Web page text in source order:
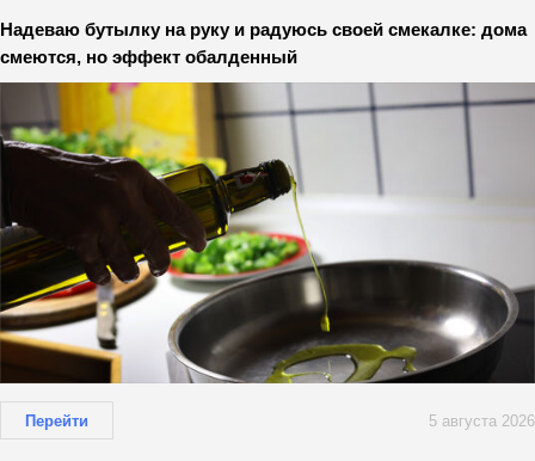
Надеваю бутылку на руку и радуюсь своей смекалке: дома
смеются, но эффект обалденный
Перейти 5 августа 2026